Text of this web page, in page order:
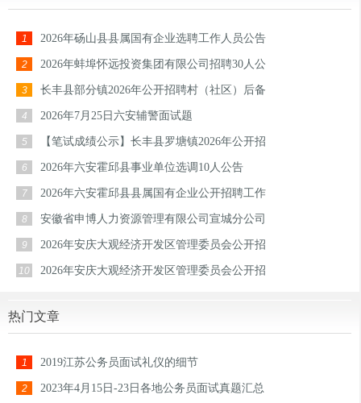
1 2026年砀山县县属国有企业选聘工作人员公告
2 2026年蚌埠怀远投资集团有限公司招聘30人公
3 长丰县部分镇2026年公开招聘村（社区）后备
4 2026年7月25日六安辅警面试题
5 【笔试成绩公示】长丰县罗塘镇2026年公开招
6 2026年六安霍邱县事业单位选调10人公告
7 2026年六安霍邱县县属国有企业公开招聘工作
8 安徽省申博人力资源管理有限公司宣城分公司
9 2026年安庆大观经济开发区管理委员会公开招
10 2026年安庆大观经济开发区管理委员会公开招
热门文章
1 2019江苏公务员面试礼仪的细节
2 2023年4月15日-23日各地公务员面试真题汇总